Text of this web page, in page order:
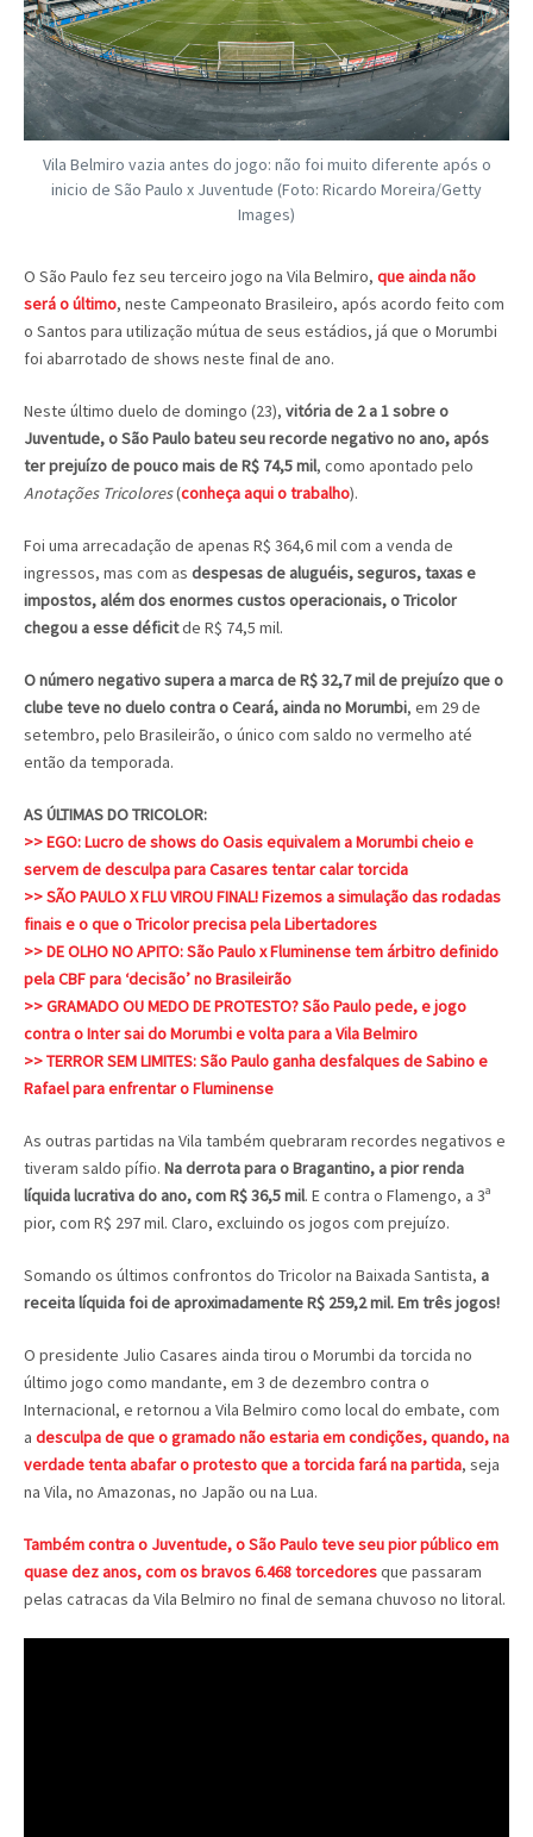
Vila Belmiro vazia antes do jogo: não foi muito diferente após o
inicio de São Paulo x Juventude (Foto: Ricardo Moreira/Getty
Images)
O São Paulo fez seu terceiro jogo na Vila Belmiro, que ainda não
será o último, neste Campeonato Brasileiro, após acordo feito com
o Santos para utilização mútua de seus estádios, já que o Morumbi
foi abarrotado de shows neste final de ano.
Neste último duelo de domingo (23), vitória de 2 a 1 sobre o
Juventude, o São Paulo bateu seu recorde negativo no ano, após
ter prejuízo de pouco mais de R$ 74,5 mil, como apontado pelo
Anotações Tricolores(conheça aqui o trabalho).
Foi uma arrecadação de apenas R$ 364,6 mil com a venda de
ingressos, mas com as despesas de aluguéis, seguros, taxas e
impostos, além dos enormes custos operacionais, o Tricolor
chegou a esse déficitde R$ 74,5 mil.
O número negativo supera a marca de R$ 32,7 mil de prejuízo que o
clube teve no duelo contra o Ceará, ainda no Morumbi, em 29 de
setembro, pelo Brasileirão, o único com saldo no vermelho até
então da temporada.
AS ÚLTIMAS DO TRICOLOR:
>> EGO: Lucro de shows do Oasis equivalem a Morumbi cheio e
servem de desculpa para Casares tentar calar torcida
>> SÃO PAULO X FLU VIROU FINAL! Fizemos a simulação das rodadas
finais e o que o Tricolor precisa pela Libertadores
>> DE OLHO NO APITO: São Paulo x Fluminense tem árbitro definido
pela CBF para ‘decisão’ no Brasileirão
>> GRAMADO OU MEDO DE PROTESTO? São Paulo pede, e jogo
contra o Inter sai do Morumbi e volta para a Vila Belmiro
>> TERROR SEM LIMITES: São Paulo ganha desfalques de Sabino e
Rafael para enfrentar o Fluminense
As outras partidas na Vila também quebraram recordes negativos e
tiveram saldo pífio. Na derrota para o Bragantino, a pior renda
líquida lucrativa do ano, com R$ 36,5 mil. E contra o Flamengo, a 3ª
pior, com R$ 297 mil. Claro, excluindo os jogos com prejuízo.
Somando os últimos confrontos do Tricolor na Baixada Santista, a
receita líquida foi de aproximadamente R$ 259,2 mil. Em três jogos!
O presidente Julio Casares ainda tirou o Morumbi da torcida no
último jogo como mandante, em 3 de dezembro contra o
Internacional, e retornou a Vila Belmiro como local do embate, com
a desculpa de que o gramado não estaria em condições, quando, na
verdade tenta abafar o protesto que a torcida fará na partida, seja
na Vila, no Amazonas, no Japão ou na Lua.
Também contra o Juventude, o São Paulo teve seu pior público em
quase dez anos, com os bravos 6.468 torcedoresque passaram
pelas catracas da Vila Belmiro no final de semana chuvoso no litoral.